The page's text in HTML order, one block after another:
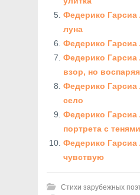
Федерико
луна
Федерико Гарсиа
Федерико Гарсиа
взор, но
Федерико Гарсиа
село
Федерико Гарсиа
портрета с тенями
Федерико Гарсиа
чувствую
Стихи зарубежных